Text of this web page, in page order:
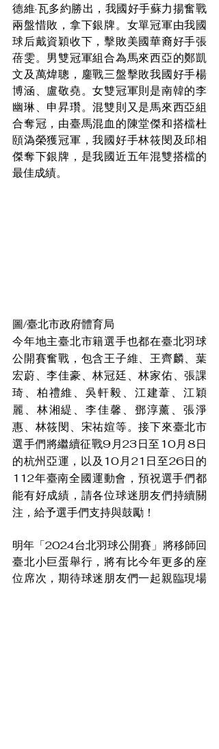
德維·瓦多約勝出，我國好手蘇力揚奮戰
兩盤惜敗，拿下銀牌。女單冠軍由我國
球后戴資穎收下，擊敗美國華裔好手張
蓓雯。男雙冠軍組合為馬來西亞的鄭凱
文及萬煒聰，鏖戰三盤擊敗我國好手楊
博涵、盧敬堯。女雙冠軍則是南韓的李
幽琳、申昇瓚。混雙則又是馬來西亞組
合奪冠，由臺馬混血的陳堂傑和搭檔杜
頤溈榮獲冠軍，我國好手林筱閔及邱相
傑奪下銀牌，是我國近五年混雙搭檔的
最佳成績。
圖/臺北市政府體育局
今年地主臺北市籍選手也都在臺北羽球
公開賽奮戰，包含王子維、王齊麟、葉
宏蔚、李佳豪、林冠廷、林家佑、張課
琦、柏禮維、吳軒毅、江建葦、江穎
麗、林湘緹、李佳馨、鄧淳薰、張淨
惠、林筱閔、宋祐媗等。接下來臺北市
選手們將繼續征戰9月23日至10月8日
的杭州亞運，以及10月21日至26日的
112年臺南全國運動會，預祝選手們都
能有好成績，請各位球迷朋友們持續關
注，給予選手們支持與鼓勵！
明年「2024台北羽球公開賽」將移師回
臺北小巨蛋舉行，將有比今年更多的座
位席次，期待球迷朋友們一起親臨現場